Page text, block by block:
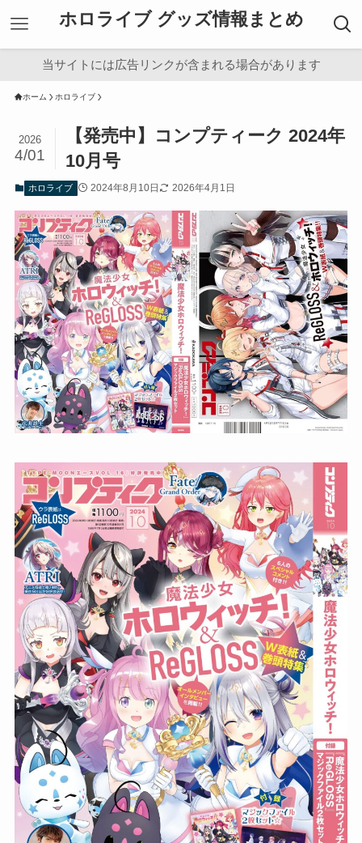
ホロライブ グッズ情報まとめ
当サイトには広告リンクが含まれる場合があります
ホーム ホロライブ
【発売中】コンプティーク 2024年
10月号
2026
4/01
ホロライブ 2024年8月10日 2026年4月1日